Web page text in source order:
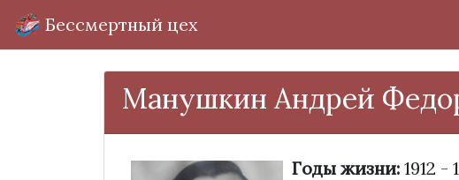
Бессмертный цех
Манушкин Андрей
Годы жизни:1912 -